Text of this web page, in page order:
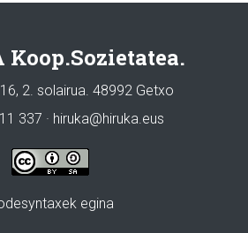
Koop.Sozietatea.
2. solairua. 48992 Getxo
337 · hiruka@hiruka.eus
egina